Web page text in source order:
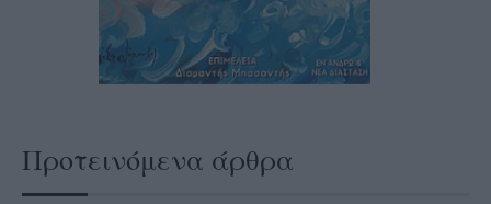
Προτεινόμενα άρθρα